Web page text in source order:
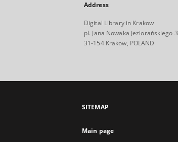
Address
Digital Library in Krakow
pl. Jana Nowaka Jeziorańskiego 3
31-154 Krakow, POLAND
SITEMAP
Main page